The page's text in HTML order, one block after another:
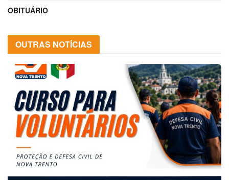
OBITUÁRIO
OUTRAS NOTÍCIAS